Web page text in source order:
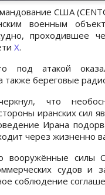
США
военным
проходившее
Х.
под атакой
также береговые
что
иранских сил
Ирана
через жизненно
вооружённые силы
судов и
соблюдение